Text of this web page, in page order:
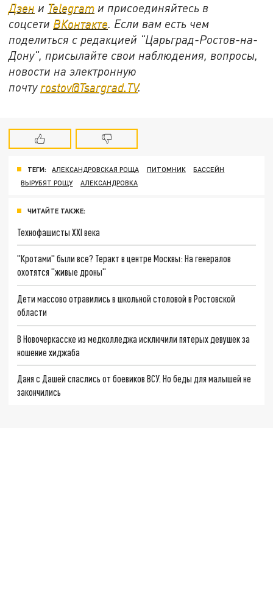
Дзен и Telegram и присоединяйтесь в
соцсети ВКонтакте. Если вам есть чем
поделиться с редакцией "Царьград-Ростов-на-
Дону", присылайте свои наблюдения, вопросы,
новости на электронную
почту rostov@Tsargrad.ТV.
ТЕГИ: АЛЕКСАНДРОВСКАЯ РОЩА ПИТОМНИК
БАССЕЙН
ВЫРУБЯТ РОЩУ
АЛЕКСАНДРОВКА
ЧИТАЙТЕ ТАКЖЕ:
Технофашисты XXI века
"Кротами" были все? Теракт в центре Москвы: На генералов
охотятся "живые дроны"
Дети массово отравились в школьной столовой в Ростовской
области
В Новочеркасске из медколледжа исключили пятерых девушек за
ношение хиджаба
Даня с Дашей спаслись от боевиков ВСУ. Но беды для малышей не
закончились